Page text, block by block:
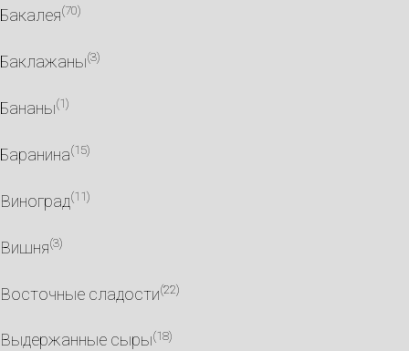
Бакалея(70)
Баклажаны(3)
Бананы(1)
Баранина(15)
Виноград(11)
Вишня(3)
Восточные сладости(22)
Выдержанные сыры(18)